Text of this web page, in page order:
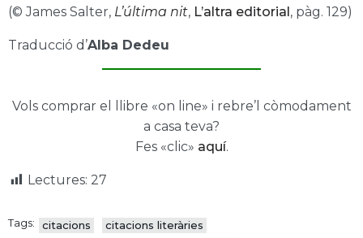
(© James Salter, L’última nit, L’altra editorial, pàg. 129)
Traducció d’Alba Dedeu
Vols comprar el llibre «on line» i rebre’l còmodament
a casa teva?
Fes «clic» aquí.
Lectures: 27
Tags: citacions
citacions literàries